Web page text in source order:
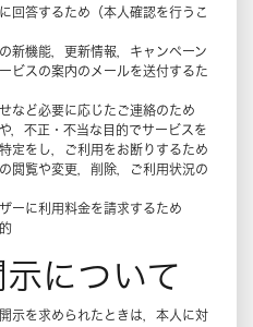
回答するため（本人確認を行うこ
新機能，更新情報，キャンペーン
ビスの案内のメールを送付するた
など必要に応じたご連絡のため
，不正・不当な目的でサービスを
定をし，ご利用をお断りするため
閲覧や変更，削除，ご利用状況の
ーに利用料金を請求するため
について
示を求められたときは，本人に対